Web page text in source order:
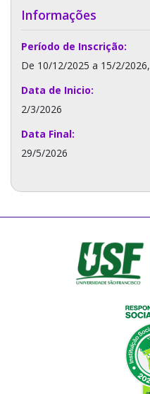
Informações
Período de Inscrição:
De 10/12/2025 a 15/2/2026,
Data de Inicio:
2/3/2026
Data Final:
29/5/2026